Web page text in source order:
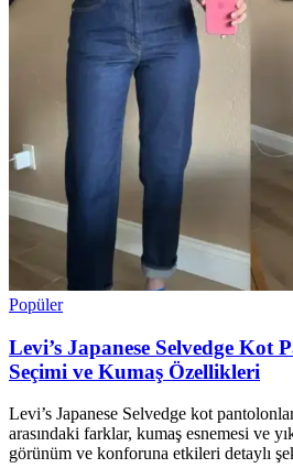
Popüler
Levi’s Japanese Selvedge Kot
Seçimi ve Kumaş Özellikleri
Levi’s Japanese Selvedge kot
arasındaki farklar, kumaş esnemesi ve
görünüm ve konforuna etkileri detaylı